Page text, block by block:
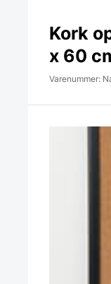
Kork
x 60
Varenummer: